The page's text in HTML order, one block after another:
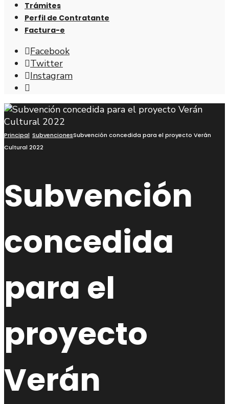
Trámites
Perfil de Contratante
Factura-e
Facebook
Twitter
Instagram
de
búsqueda
Principal SubvencionesSubvención concedida para el proyecto Verán
Cultural 2022
Subvención
concedida
para el
proyecto
Verán